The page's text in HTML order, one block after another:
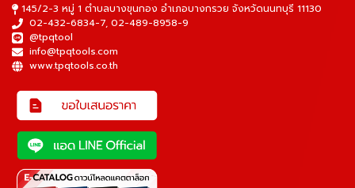
145/2-3 หมู่ 1 ตำบลบางขุนกอง อำเภอบางกรวย จังหวัดนนทบุรี 11130
02-432-6834-7, 02-489-8958-9
@tpqtool
info@tpqtools.com
www.tpqtools.co.th